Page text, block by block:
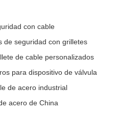
con cable
de seguridad con grilletes
de cable personalizados
para dispositivo de válvula
de acero industrial
acero de China